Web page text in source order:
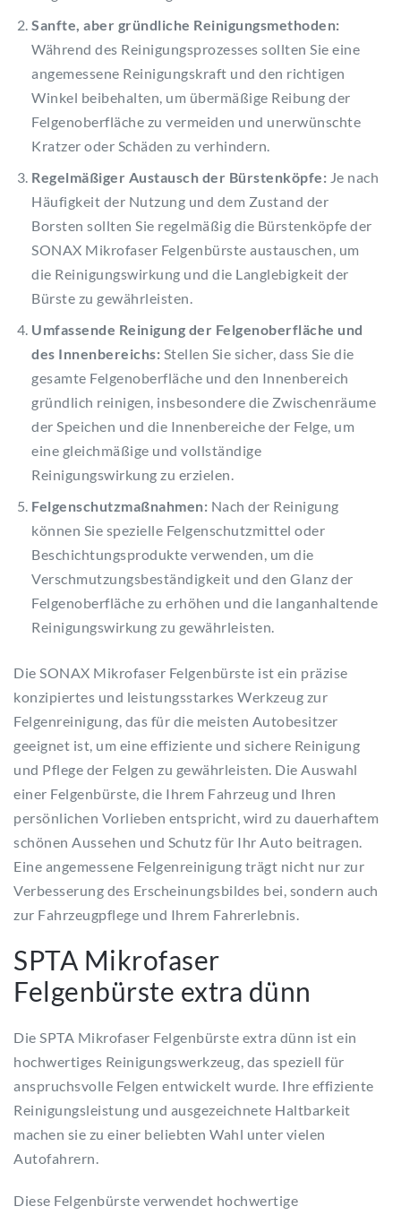
Sanfte, aber gründliche Reinigungsmethoden:
Während des Reinigungsprozesses sollten Sie eine
angemessene Reinigungskraft und den richtigen
Winkel beibehalten, um übermäßige Reibung der
Felgenoberfläche zu vermeiden und unerwünschte
Kratzer oder Schäden zu verhindern.
Regelmäßiger Austausch der Bürstenköpfe: Je nach
Häufigkeit der Nutzung und dem Zustand der
Borsten sollten Sie regelmäßig die Bürstenköpfe der
SONAX Mikrofaser Felgenbürste austauschen, um
die Reinigungswirkung und die Langlebigkeit der
Bürste zu gewährleisten.
Umfassende Reinigung der Felgenoberfläche und
des Innenbereichs: Stellen Sie sicher, dass Sie die
gesamte Felgenoberfläche und den Innenbereich
gründlich reinigen, insbesondere die Zwischenräume
der Speichen und die Innenbereiche der Felge, um
eine gleichmäßige und vollständige
Reinigungswirkung zu erzielen.
Felgenschutzmaßnahmen: Nach der Reinigung
können Sie spezielle Felgenschutzmittel oder
Beschichtungsprodukte verwenden, um die
Verschmutzungsbeständigkeit und den Glanz der
Felgenoberfläche zu erhöhen und die langanhaltende
Reinigungswirkung zu gewährleisten.
Die SONAX Mikrofaser Felgenbürste ist ein präzise
konzipiertes und leistungsstarkes Werkzeug zur
Felgenreinigung, das für die meisten Autobesitzer
geeignet ist, um eine effiziente und sichere Reinigung
und Pflege der Felgen zu gewährleisten. Die Auswahl
einer Felgenbürste, die Ihrem Fahrzeug und Ihren
persönlichen Vorlieben entspricht, wird zu dauerhaftem
schönen Aussehen und Schutz für Ihr Auto beitragen.
Eine angemessene Felgenreinigung trägt nicht nur zur
Verbesserung des Erscheinungsbildes bei, sondern auch
zur Fahrzeugpflege und Ihrem Fahrerlebnis.
SPTA Mikrofaser
Felgenbürste extra dünn
Die SPTA Mikrofaser Felgenbürste extra dünn ist ein
hochwertiges Reinigungswerkzeug, das speziell für
anspruchsvolle Felgen entwickelt wurde. Ihre effiziente
Reinigungsleistung und ausgezeichnete Haltbarkeit
machen sie zu einer beliebten Wahl unter vielen
Autofahrern.
Diese Felgenbürste verwendet hochwertige